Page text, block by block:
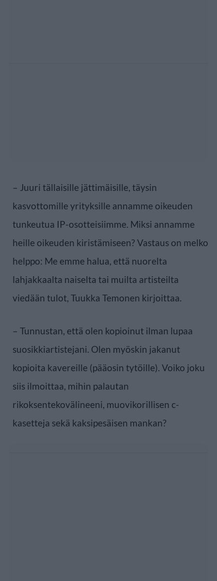
– Juuri tällaisille jättimäisille, täysin
kasvottomille yrityksille annamme oikeuden
tunkeutua IP-osotteisiimme. Miksi annamme
heille oikeuden kiristämiseen? Vastaus on melko
helppo: Me emme halua, että nuorelta
lahjakkaalta naiselta tai muilta artisteilta
viedään tulot, Tuukka Temonen kirjoittaa.
– Tunnustan, että olen kopioinut ilman lupaa
suosikkiartistejani. Olen myöskin jakanut
kopioita kavereille (pääosin tytöille). Voiko joku
siis ilmoittaa, mihin palautan
rikoksentekovälineeni, muovikorillisen c-
kasetteja sekä kaksipesäisen mankan?